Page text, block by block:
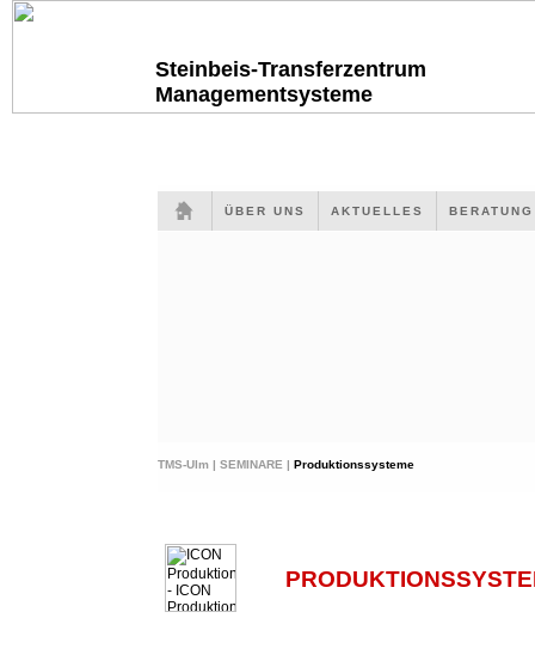
Steinbeis-Transferzentrum
Managementsysteme
ÜBER UNS AKTUELLES
TMS-Ulm | SEMINARE | Produktionssysteme